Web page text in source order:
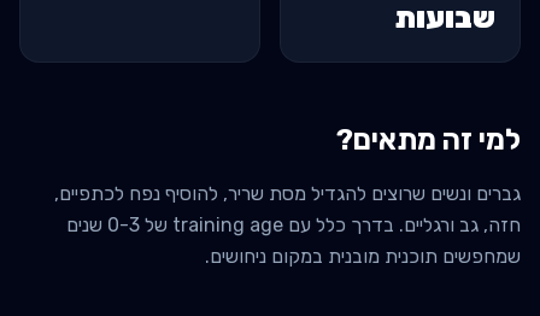
שבועות
למי זה מתאים?
גברים ונשים שרוצים להגדיל מסת שריר, להוסיף נפח לכתפיים,
חזה, גב ורגליים. בדרך כלל עם training age של 0-3 שנים
שמחפשים תוכנית מובנית במקום ניחושים.